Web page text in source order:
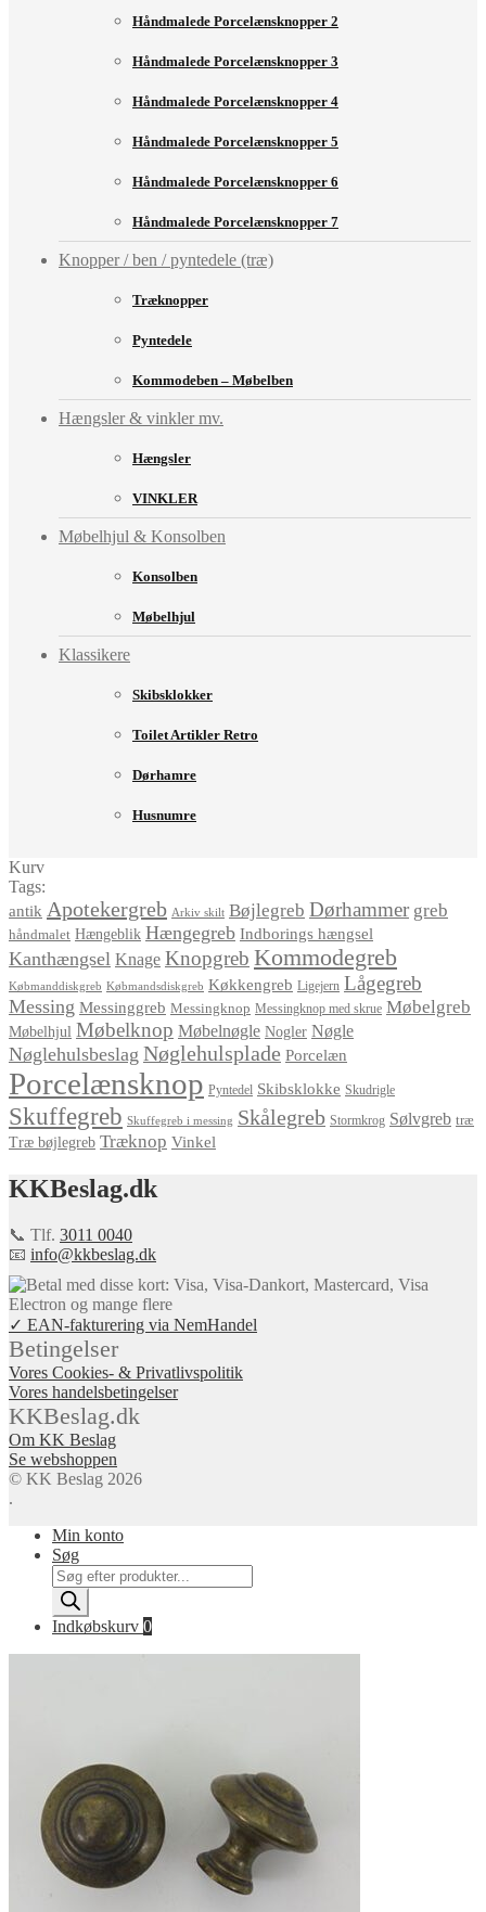
Håndmalede Porcelænsknopper 2
Håndmalede Porcelænsknopper 3
Håndmalede Porcelænsknopper 4
Håndmalede Porcelænsknopper 5
Håndmalede Porcelænsknopper 6
Håndmalede Porcelænsknopper 7
Knopper / ben / pyntedele (træ)
Træknopper
Pyntedele
Kommodeben – Møbelben
Hængsler & vinkler mv.
Hængsler
VINKLER
Møbelhjul & Konsolben
Konsolben
Møbelhjul
Klassikere
Skibsklokker
Toilet Artikler Retro
Dørhamre
Husnumre
Kurv
Tags:
antik Apotekergreb Arkiv skilt Bøjlegreb Dørhammer greb
håndmalet Hængeblik Hængegreb Indborings hængsel
Kanthængsel Knage Knopgreb Kommodegreb
Købmanddiskgreb Købmandsdiskgreb Køkkengreb Ligejern Lågegreb
Messing Messinggreb Messingknop Messingknop med skrue Møbelgreb
Møbelhjul Møbelknop Møbelnøgle Nogler Nøgle
Nøglehulsbeslag Nøglehulsplade Porcelæn
Porcelænsknop Pyntedel Skibsklokke Skudrigle
Skuffegreb Skuffegreb i messing Skålegreb Stormkrog Sølvgreb træ
Træ bøjlegreb Træknop Vinkel
KKBeslag.dk
📞 Tlf. 3011 0040
📧 info@kkbeslag.dk
✓ EAN-fakturering via NemHandel
Betingelser
Vores Cookies- & Privatlivspolitik
Vores handelsbetingelser
KKBeslag.dk
Om KK Beslag
Se webshoppen
© KK Beslag 2026
.
Min konto
Søg
Products
search
Indkøbskurv 0